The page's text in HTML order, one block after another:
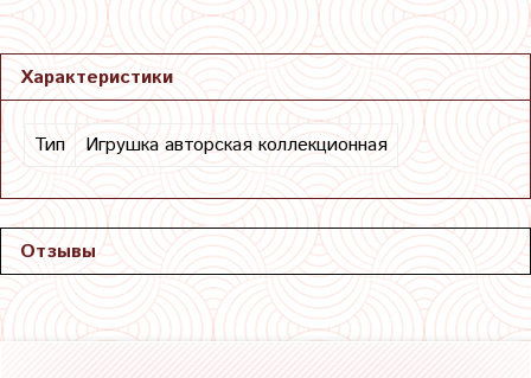
Характеристики
Тип Игрушка авторская коллекционная
Отзывы